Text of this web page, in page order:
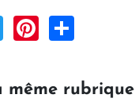
TwitterPinterest
même rubrique